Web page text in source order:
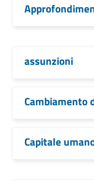
assunzioni
Cambiamento
Capitale